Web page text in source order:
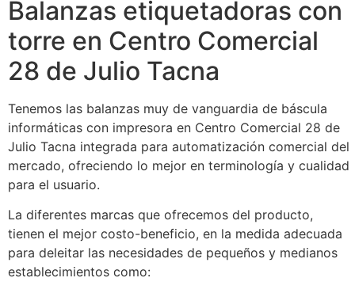
Balanzas etiquetadoras con
torre en Centro Comercial
28 de Julio Tacna
Tenemos las balanzas muy de vanguardia de báscula
informáticas con impresora en Centro Comercial 28 de
Julio Tacna integrada para automatización comercial del
mercado, ofreciendo lo mejor en terminología y cualidad
para el usuario.
La diferentes marcas que ofrecemos del producto,
tienen el mejor costo-beneficio, en la medida adecuada
para deleitar las necesidades de pequeños y medianos
establecimientos como: